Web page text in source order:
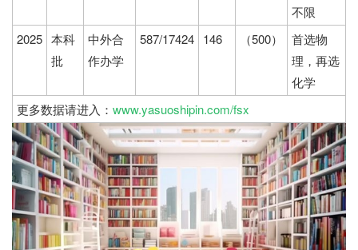
不限
2025 本科
批
中外合
作办学
587/17424 146 （500）
首选物
理，再选
化学
更多数据请进入： www.yasuoshipin.com/fsx